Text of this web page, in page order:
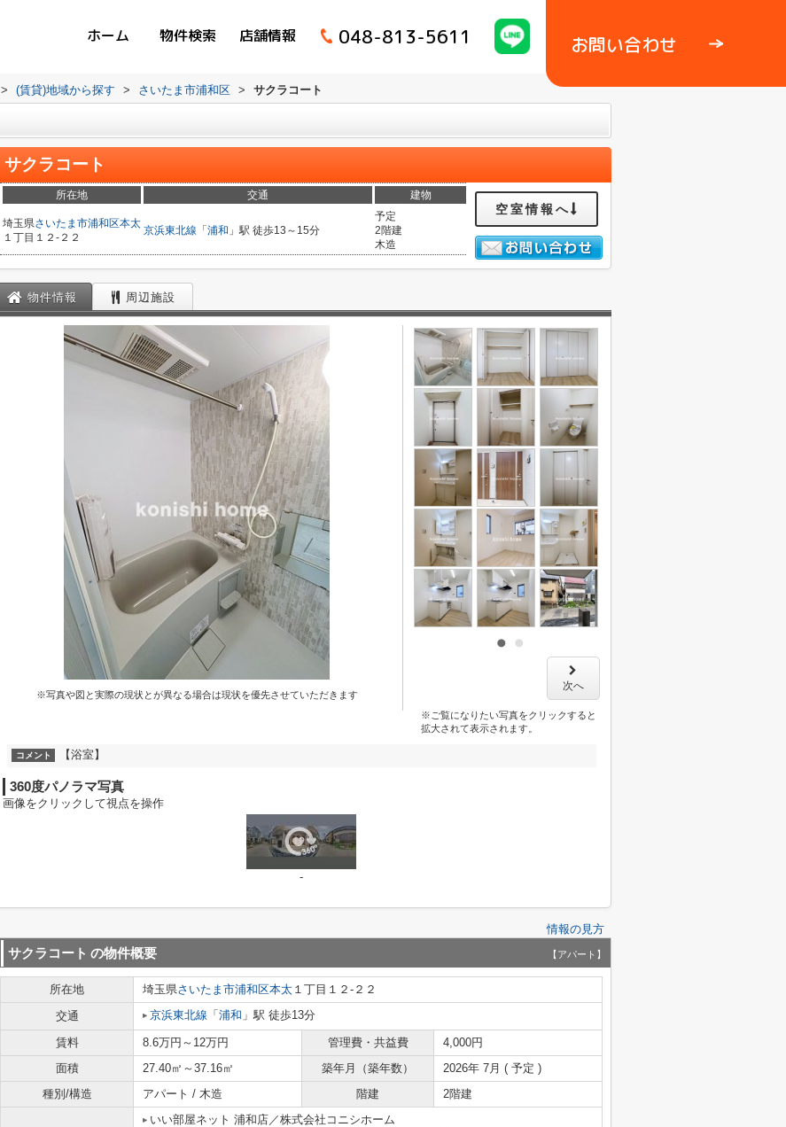
ホーム 物件検索 店舗情報 048-813-5611 お問い合わせ
> (賃貸)地域から探す > さいたま市浦和区 > サクラコート
サクラコート
所在地 交通 建物
埼玉県さいたま市浦和区本太
１丁目１２-２２
京浜東北線 「 浦和 」駅 徒歩13～15分
予定
2階建
木造
空室情報へ
物件情報 周辺施設
※写真や図と実際の現状とが異なる場合は現状を優先させていただきます
次へ
※ご覧になりたい写真をクリックすると
拡大されて表示されます。
コメント 【浴室】
360度パノラマ写真
画像をクリックして視点を操作
-
情報の見方
サクラコート の物件概要 【アパート】
所在地 埼玉県さいたま市浦和区本太 １丁目１２-２２
交通
京浜東北線 「 浦和 」駅 徒歩13分
賃料 8.6万円～12万円 管理費・共益費
4,000円
面積
27.40㎡～37.16㎡ 築年月（築年数）
2026年 7月 ( 予定 )
種別/構造
アパート / 木造 階建 2階建
いい部屋ネット 浦和店／株式会社コニシホーム